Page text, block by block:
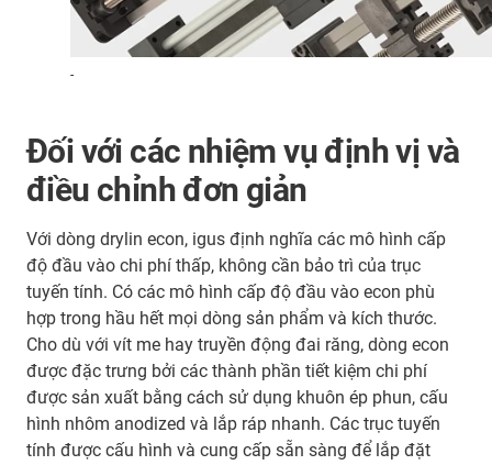
-
Đối với các nhiệm vụ định vị và
điều chỉnh đơn giản
Với dòng drylin econ, igus định nghĩa các mô hình cấp
độ đầu vào chi phí thấp, không cần bảo trì của trục
tuyến tính. Có các mô hình cấp độ đầu vào econ phù
hợp trong hầu hết mọi dòng sản phẩm và kích thước.
Cho dù với vít me hay truyền động đai răng, dòng econ
được đặc trưng bởi các thành phần tiết kiệm chi phí
được sản xuất bằng cách sử dụng khuôn ép phun, cấu
hình nhôm anodized và lắp ráp nhanh. Các trục tuyến
tính được cấu hình và cung cấp sẵn sàng để lắp đặt